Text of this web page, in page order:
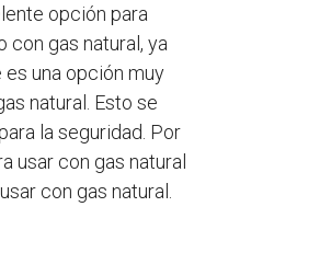
opción para
con gas natural, ya
una opción muy
natural. Esto se
la seguridad. Por
usar con gas natural
con gas natural.